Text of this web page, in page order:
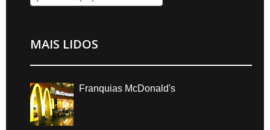
MAIS LIDOS
Franquias McDonald's